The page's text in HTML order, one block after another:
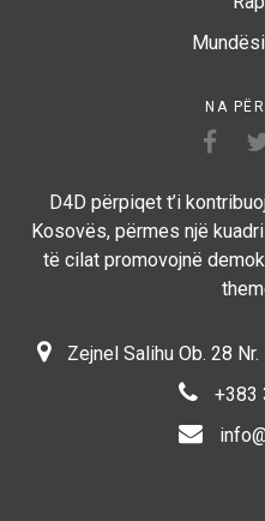
NA
D4D përpiqet t’i
Kosovës, përmes një
të cilat promovojnë
Zejnel Salihu Ob. 28
+383